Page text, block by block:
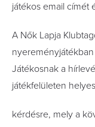
játékos email címét
A Nők Lapja
Játékosnak a
játékfelületen
kérdésre, mely a